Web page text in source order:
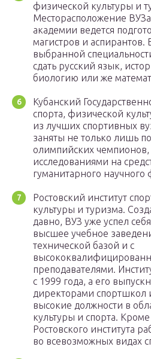
физической культуры и
Месторасположение
академии ведется
магистров и аспирантов.
выбранной
сдать русский язык,
биологию или же
Кубанский
спорта, физической
из лучших спортивных
заняты не только лишь
олимпийских
исследованиями на
гуманитарного научного
Ростовский институт
культуры и туризма.
давно, ВУЗ уже успел
высшее учебное
технической базой и с
преподавателями.
с 1999 года, а его
директорами спортшкол
высокие должности в
культуры и спорта.
Ростовского института
во всевозможных видах